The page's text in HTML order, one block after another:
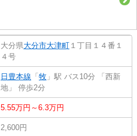
大分県大分市大津町 １丁目１４番１
４号
日豊本線 「 牧 」駅 バス10分 「西新
地」 停歩2分
5.55万円～6.3万円
2,600円